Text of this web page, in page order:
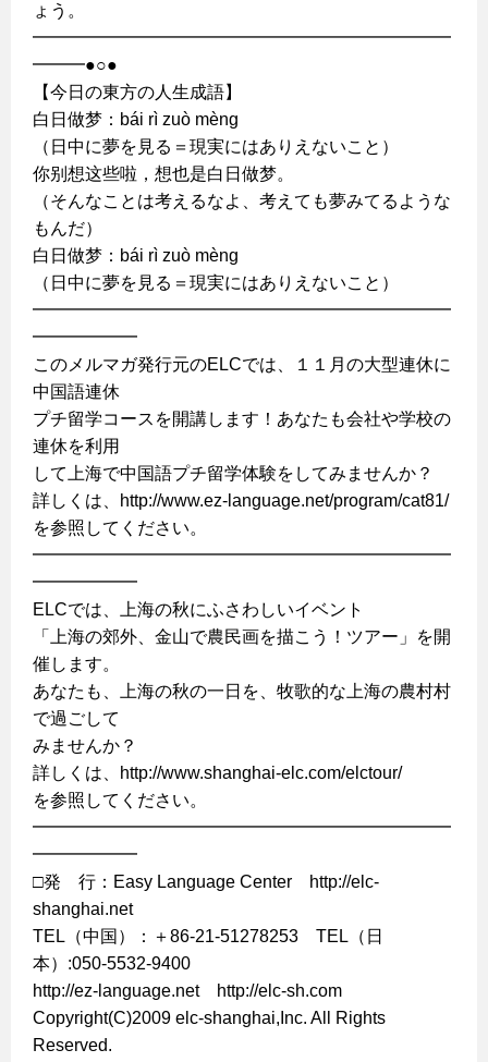
ょう。
━━━━━━━━━━━━━━━━━━━━━━━━
━━━●○●
【今日の東方の人生成語】
白日做梦：bái rì zuò mèng
（日中に夢を見る＝現実にはありえないこと）
你别想这些啦，想也是白日做梦。
（そんなことは考えるなよ、考えても夢みてるような
もんだ）
白日做梦：bái rì zuò mèng
（日中に夢を見る＝現実にはありえないこと）
━━━━━━━━━━━━━━━━━━━━━━━━
━━━━━━
このメルマガ発行元のELCでは、１１月の大型連休に
中国語連休
プチ留学コースを開講します！あなたも会社や学校の
連休を利用
して上海で中国語プチ留学体験をしてみませんか？
詳しくは、http://www.ez-language.net/program/cat81/
を参照してください。
━━━━━━━━━━━━━━━━━━━━━━━━
━━━━━━
ELCでは、上海の秋にふさわしいイベント
「上海の郊外、金山で農民画を描こう！ツアー」を開
催します。
あなたも、上海の秋の一日を、牧歌的な上海の農村村
で過ごして
みませんか？
詳しくは、http://www.shanghai-elc.com/elctour/
を参照してください。
━━━━━━━━━━━━━━━━━━━━━━━━
━━━━━━
□発 行：Easy Language Center http://elc-
shanghai.net
TEL（中国）：＋86-21-51278253 TEL（日
本）:050-5532-9400
http://ez-language.net http://elc-sh.com
Copyright(C)2009 elc-shanghai,Inc. All Rights
Reserved.